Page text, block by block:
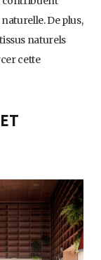
De plus,
naturels
cette